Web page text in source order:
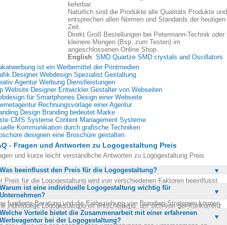
lieferbar.
Natürlich sind die Produkte alle Qualitäts Produkte und
entsprechen allen Normen und Standards der heutigen
Zeit.
Direkt Groß Bestellungen bei Petermann-Technik oder
kleinere Mengen (Bsp. zum Testen) im
angeschlossenen Online Shop.
English: SMD Quartze SMD crystals and Oscillators
ist ein Werbemittel der Printmedien
Designer Webdesign Spezialist Gestaltung
Agentur Werbung Dienstleistungen
Website Designer Entwickler Gestalter von Webseiten
für Smartphones Design einer Webseite
Rechnungsvorlage einer Agentur
Design Branding bedeutet Marke
CMS Systeme Content Management Systeme
Kommunikation durch grafische Techniken
designen eine Broschüre gestalten
- Fragen und Antworten zu Logogestaltung Preis
und kurze leicht verständliche Antworten zu Logogestaltung Preis
Was beeinflusst den Preis für die Logogestaltung?
Preis für die Logogestaltung wird von verschiedenen Faktoren beeinflusst.
gehören die Komplexität des Designs, die Anzahl der gewünschten
und Überarbeitungen sowie die Erfahrung und Expertise der Agentur.
fundierte Beratung und die Einbeziehung von Branding-Strategien können
den Preis erhöhen. Zudem spielt die Dringlichkeit des Projekts eine
da Express-Dienstleistungen oft teurer sind. Letztlich hängt der Preis auch
Warum ist eine individuelle Logogestaltung wichtig für
Unternehmen?
individuelle Logogestaltung ist entscheidend, um sich von der Konkurrenz
und einen starken Wiedererkennungswert zu schaffen. Ein
Logo trägt zur Corporate Identity bei und stärkt das Branding eines
Welche Vorteile bietet die Zusammenarbeit mit einer erfahrenen
Werbeagentur bei der Logogestaltung?